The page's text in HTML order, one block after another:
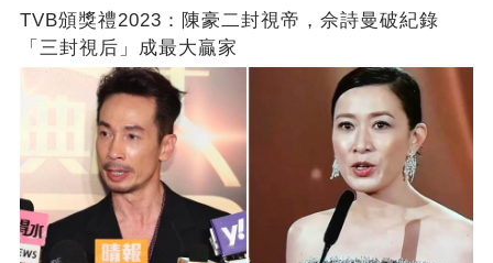
TVB頒獎禮2023：陳豪二封視帝，佘詩曼破紀錄
「三封視后」成最大贏家